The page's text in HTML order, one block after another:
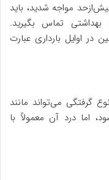
مواجه شدید، باید
بهداشتی تماس بگیرید.
اوایل بارداری عبارت
گرفتگی می‌تواند مانند
اما درد آن معمولاً با